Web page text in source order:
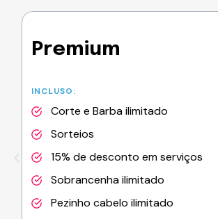
Premium
INCLUSO:
Corte e Barba ilimitado
Sorteios
15% de desconto em serviços
Sobrancenha ilimitado
Pezinho cabelo ilimitado